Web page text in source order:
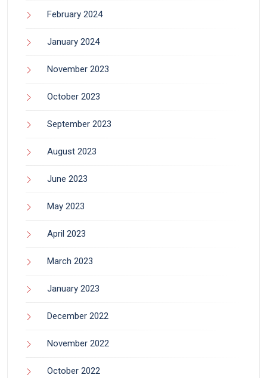
February 2024
January 2024
November 2023
October 2023
September 2023
August 2023
June 2023
May 2023
April 2023
March 2023
January 2023
December 2022
November 2022
October 2022